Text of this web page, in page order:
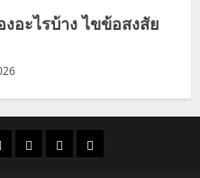
อะไรบ้าง ไขข้อสงสัย
ว
ดูด
ที่
ผู้ชาย